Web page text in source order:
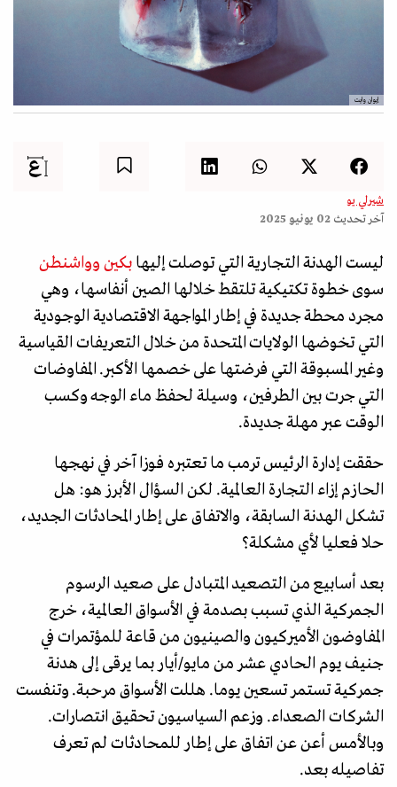
إيوان وايت
شيرلي يو
آخر تحديث 02 يونيو 2025
ليست الهدنة التجارية التي توصلت إليها بكين وواشنطن
سوى خطوة تكتيكية تلتقط خلالها الصين أنفاسها، وهي
مجرد محطة جديدة في إطار المواجهة الاقتصادية الوجودية
التي تخوضها الولايات المتحدة من خلال التعريفات القياسية
وغير المسبوقة التي فرضتها على خصمها الأكبر. المفاوضات
التي جرت بين الطرفين، وسيلة لحفظ ماء الوجه وكسب
الوقت عبر مهلة جديدة.
حققت إدارة الرئيس ترمب ما تعتبره فوزا آخر في نهجها
الحازم إزاء التجارة العالمية. لكن السؤال الأبرز هو: هل
تشكل الهدنة السابقة، والاتفاق على إطار المحادثات الجديد،
حلا فعليا لأي مشكلة؟
بعد أسابيع من التصعيد المتبادل على صعيد الرسوم
الجمركية الذي تسبب بصدمة في الأسواق العالمية، خرج
المفاوضون الأميركيون والصينيون من قاعة للمؤتمرات في
جنيف يوم الحادي عشر من مايو/أيار بما يرقى إلى هدنة
جمركية تستمر تسعين يوما. هللت الأسواق مرحبة. وتنفست
الشركات الصعداء. وزعم السياسيون تحقيق انتصارات.
وبالأمس أعن عن اتفاق على إطار للمحادثات لم تعرف
تفاصيله بعد.